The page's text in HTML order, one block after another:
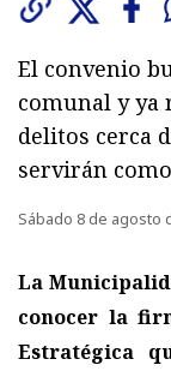
El convenio
comunal y ya
delitos cerca
servirán
Sábado 8 de agosto
La
conocer la
Estratégica